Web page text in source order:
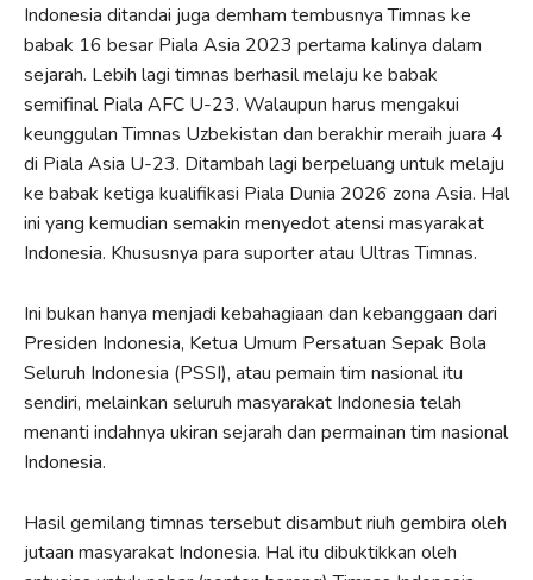
Indonesia ditandai juga demham tembusnya Timnas ke
babak 16 besar Piala Asia 2023 pertama kalinya dalam
sejarah. Lebih lagi timnas berhasil melaju ke babak
semifinal Piala AFC U-23. Walaupun harus mengakui
keunggulan Timnas Uzbekistan dan berakhir meraih juara 4
di Piala Asia U-23. Ditambah lagi berpeluang untuk melaju
ke babak ketiga kualifikasi Piala Dunia 2026 zona Asia. Hal
ini yang kemudian semakin menyedot atensi masyarakat
Indonesia. Khususnya para suporter atau Ultras Timnas.
Ini bukan hanya menjadi kebahagiaan dan kebanggaan dari
Presiden Indonesia, Ketua Umum Persatuan Sepak Bola
Seluruh Indonesia (PSSI), atau pemain tim nasional itu
sendiri, melainkan seluruh masyarakat Indonesia telah
menanti indahnya ukiran sejarah dan permainan tim nasional
Indonesia.
Hasil gemilang timnas tersebut disambut riuh gembira oleh
jutaan masyarakat Indonesia. Hal itu dibuktikkan oleh